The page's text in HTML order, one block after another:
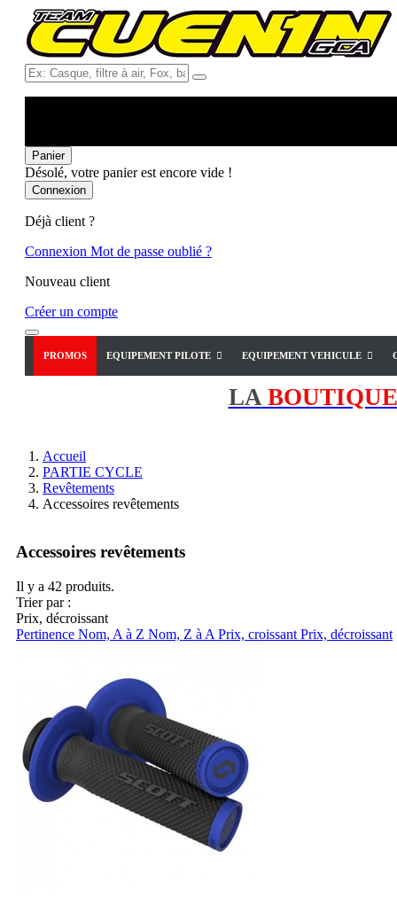
Ex:
Casque,
Fox,
...
Panier
Désolé, votre panier est encore vide !
Connexion
Déjà client ?
Connexion Mot de passe oublié ?
Nouveau client
Créer un compte
PROMOS EQUIPEMENT PILOTE EQUIPEMENT VEHICULE
LABOUTIQUE
Accueil
PARTIE CYCLE
Revêtements
Accessoires revêtements
Accessoires revêtements
Il y a 42 produits.
Trier par :
Prix, décroissant
Pertinence Nom, A à Z Nom, Z à A Prix, croissant Prix, décroissant